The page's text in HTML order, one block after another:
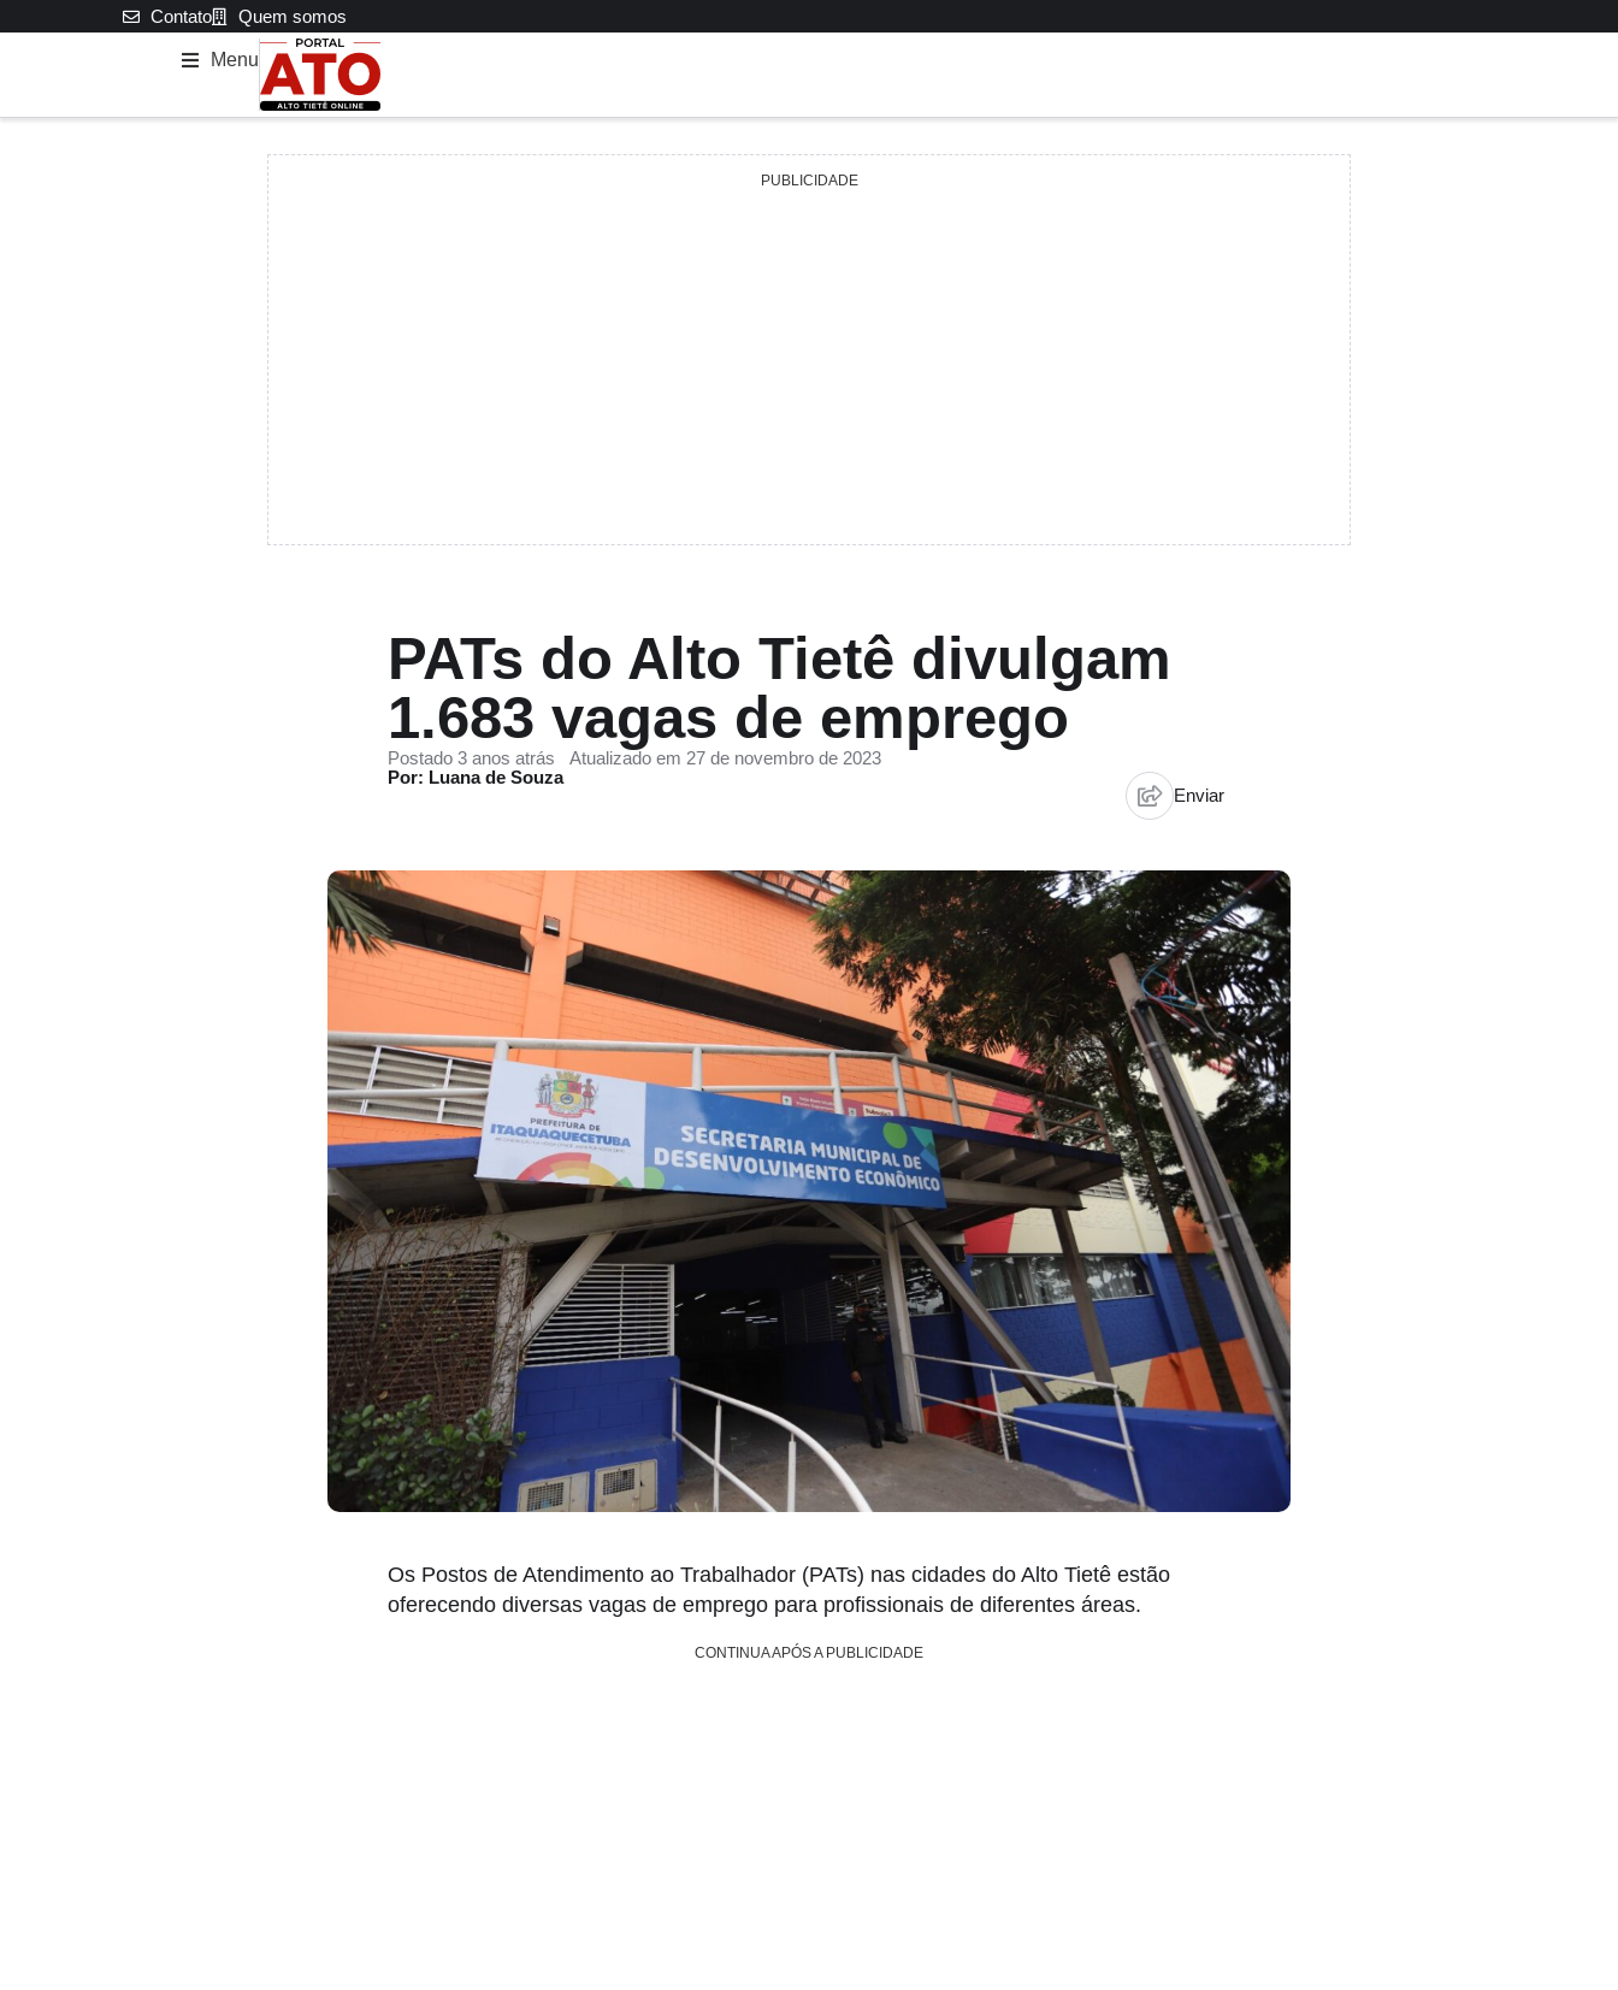
Contato Quem somos
Menu
PUBLICIDADE
PATs do Alto Tietê divulgam
1.683 vagas de emprego
Postado 3 anos atrás
Atualizado em 27 de novembro de 2023
Por: Luana de Souza
Enviar
Os Postos de Atendimento ao Trabalhador (PATs) nas cidades do Alto Tietê estão
oferecendo diversas vagas de emprego para profissionais de diferentes áreas.
CONTINUA APÓS A PUBLICIDADE